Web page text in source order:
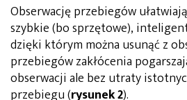
Obserwację przebiegów
szybkie (bo sprzętowe),
dzięki którym można usunąć z
przebiegów zakłócenia
obserwacji ale bez utraty
przebiegu (rysunek 2).